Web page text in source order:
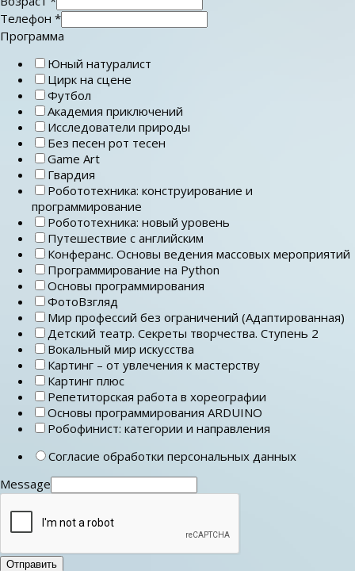
Телефон *
Программа
Юный натуралист
Цирк на сцене
Футбол
Академия приключений
Исследователи природы
Без песен рот тесен
Game Art
Гвардия
Робототехника: конструирование и
программирование
Робототехника: новый уровень
Путешествие с английским
Конферанс. Основы ведения массовых мероприятий
Программирование на Python
Основы программирования
ФотоВзгляд
Мир профессий без ограничений (Адаптированная)
Детский театр. Секреты творчества. Ступень 2
Вокальный мир искусства
Картинг – от увлечения к мастерству
Картинг плюс
Репетиторская работа в хореографии
Основы программирования ARDUINO
Робофинист: категории и направления
Согласие обработки персональных данных
Message
Отправить